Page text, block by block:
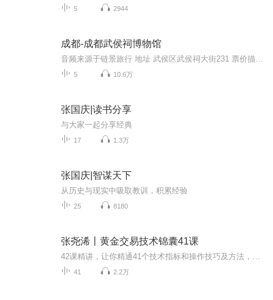
5 2944
成都-成都武侯祠博物馆
5 10.6万
张国庆|读书分享
与大家一起分享经典
17 1.3万
张国庆|智谋天下
从历史与现实中吸取教训，积累经验
25 8180
张尧浠丨黄金交易技术锦囊41课
41 2.2万